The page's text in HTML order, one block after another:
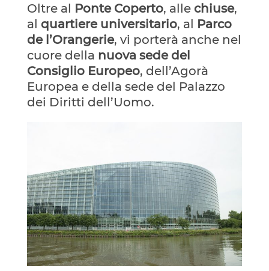
Oltre al Ponte Coperto, alle chiuse,
al quartiere universitario, al Parco
de l’Orangerie, vi porterà anche nel
cuore della nuova sede del
Consiglio Europeo, dell’Agorà
Europea e della sede del Palazzo
dei Diritti dell’Uomo.